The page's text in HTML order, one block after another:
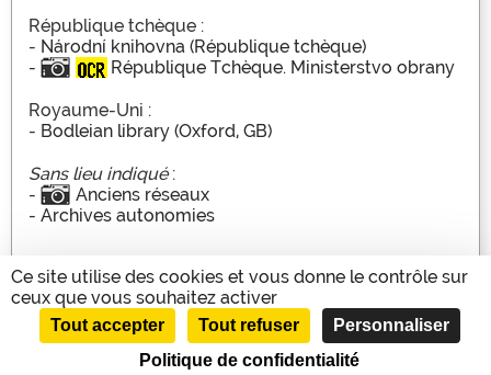
République tchèque :
- Národní knihovna (République tchèque)
-
République Tchèque. Ministerstvo obrany
Royaume-Uni :
- Bodleian library (Oxford, GB)
Sans lieu indiqué:
-
Anciens réseaux
- Archives autonomies
Plan du site Conditions d'utilisation Accessibilité Contact
Ce site utilise des cookies et vous donne le contrôle sur
ceux que vous souhaitez activer
Tout accepter Tout refuser
Personnaliser
Politique de confidentialité